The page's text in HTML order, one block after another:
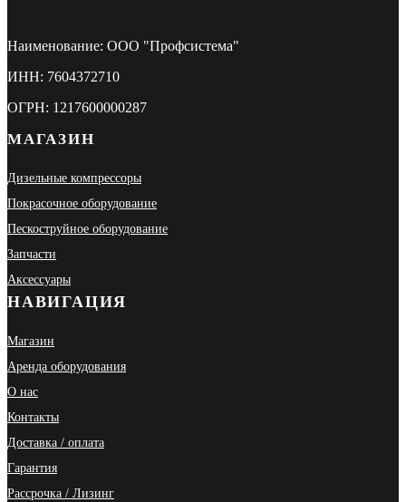
Наименование: ООО "Профсистема"
ИНН: 7604372710
ОГРН: 1217600000287
МАГАЗИН
Дизельные компрессоры
Покрасочное оборудование
Пескоструйное оборудование
Запчасти
Аксессуары
НАВИГАЦИЯ
Магазин
Аренда оборудования
О нас
Контакты
Доставка / оплата
Гарантия
Рассрочка / Лизинг